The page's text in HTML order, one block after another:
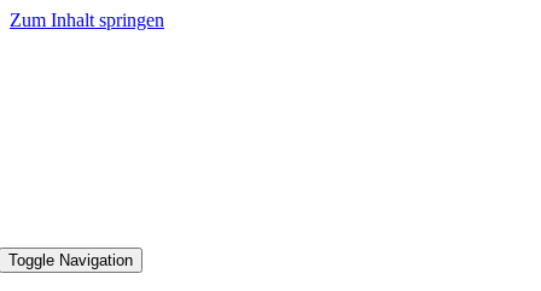
Zum Inhalt springen
Toggle Navigation